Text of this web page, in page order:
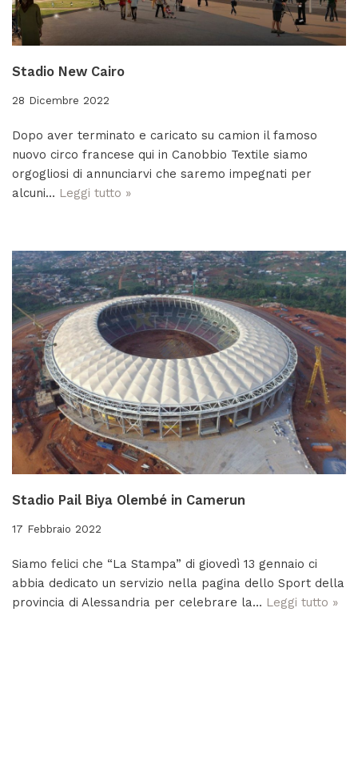
Stadio New Cairo
28 Dicembre 2022
Dopo aver terminato e caricato su camion il famoso
nuovo circo francese qui in Canobbio Textile siamo
orgogliosi di annunciarvi che saremo impegnati per
alcuni… Leggi tutto »
Stadio Pail Biya Olembé in Camerun
17 Febbraio 2022
Siamo felici che “La Stampa” di giovedì 13 gennaio ci
abbia dedicato un servizio nella pagina dello Sport della
provincia di Alessandria per celebrare la… Leggi tutto »